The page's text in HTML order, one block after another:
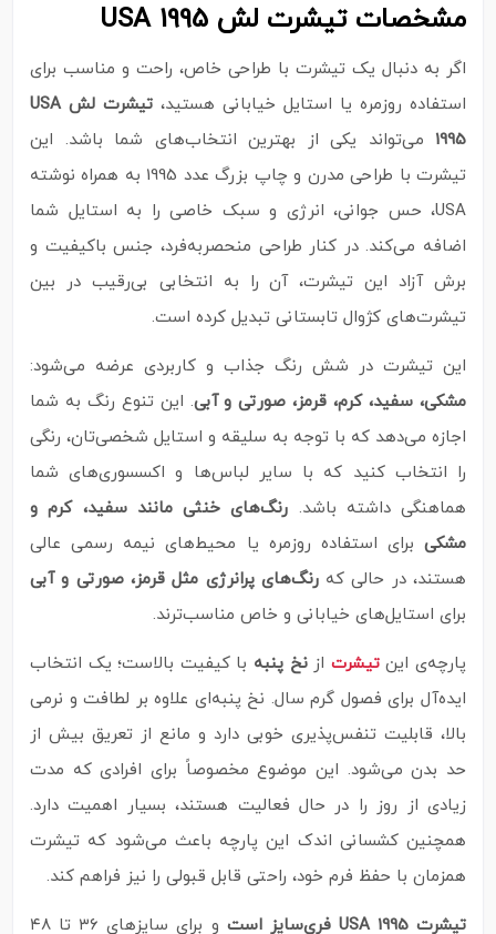
مشخصات تیشرت لش USA 1995
اگر به دنبال یک تیشرت با طراحی خاص، راحت و مناسب برای
استفاده روزمره یا استایل خیابانی هستید،
تیشرت لش USA
1995 می‌تواند یکی از بهترین انتخاب‌های شما باشد. این
تیشرت با طراحی مدرن و چاپ بزرگ عدد 1995 به همراه نوشته
USA، حس جوانی، انرژی و سبک خاصی را به استایل شما
اضافه می‌کند. در کنار طراحی منحصربه‌فرد، جنس باکیفیت و
برش آزاد این تیشرت، آن را به انتخابی بی‌رقیب در بین
تیشرت‌های کژوال تابستانی تبدیل کرده است.
این تیشرت در شش رنگ جذاب و کاربردی عرضه می‌شود:
مشکی، سفید، کرم، قرمز، صورتی و آبی. این تنوع رنگ به شما
اجازه می‌دهد که با توجه به سلیقه و استایل شخصی‌تان، رنگی
را انتخاب کنید که با سایر لباس‌ها و اکسسوری‌های شما
هماهنگی داشته باشد. رنگ‌های خنثی مانند سفید، کرم و
مشکی برای استفاده روزمره یا محیط‌های نیمه‌ رسمی عالی
هستند، در حالی کهرنگ‌های پرانرژی مثل قرمز، صورتی و آبی
برای استایل‌های خیابانی و خاص مناسب‌ترند.
پارچه‌ی اینتیشرت ازنخ پنبه با کیفیت بالاست؛ یک انتخاب
ایده‌آل برای فصول گرم سال. نخ پنبه‌ای علاوه بر لطافت و نرمی
بالا، قابلیت تنفس‌پذیری خوبی دارد و مانع از تعریق بیش از
حد بدن می‌شود. این موضوع مخصوصاً برای افرادی که مدت
زیادی از روز را در حال فعالیت هستند، بسیار اهمیت دارد.
همچنین کشسانی اندک این پارچه باعث می‌شود که تیشرت
همزمان با حفظ فرم خود، راحتی قابل قبولی را نیز فراهم کند.
تیشرت USA 1995 فری‌سایز است و برای سایزهای ۳۶ تا ۴۸